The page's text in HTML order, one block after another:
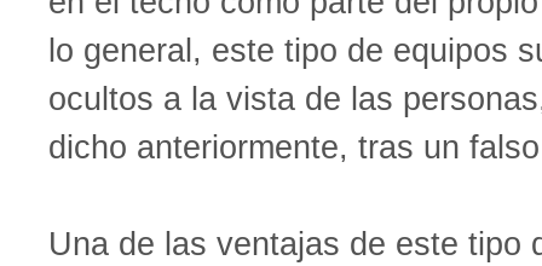
lo general, este tipo de equipos
ocultos a la vista de las
dicho anteriormente, tras un
Una de las ventajas de este tipo